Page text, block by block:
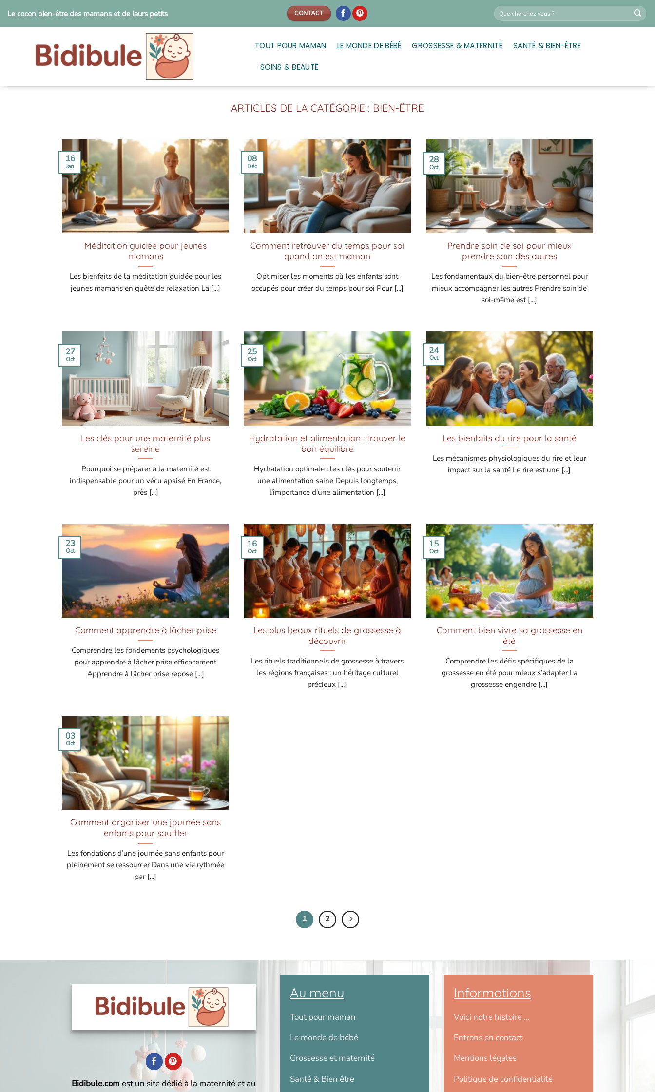
au
Le cocon bien-être des mamans et de leurs petits CONTACT
TOUT POUR MAMAN LE MONDE DE BÉBÉ GROSSESSE & MATERNITÉ SANTÉ & BIEN-ÊTRE
SOINS & BEAUTÉ
BIEN-ÊTRE
Méditation guidée pour jeunes
mamans
Les bienfaits de la méditation guidée pour les
jeunes mamans en quête de relaxation La [...]
16
Jan
Comment retrouver du temps pour soi
quand on est maman
Optimiser les moments où les enfants sont
occupés pour créer du temps pour soi Pour [...]
08
Déc
Prendre soin de soi pour mieux
prendre soin des autres
Les fondamentaux du bien-être personnel pour
mieux accompagner les autres Prendre soin de
soi-même est [...]
28
Oct
Les clés pour une maternité plus
sereine
Pourquoi se préparer à la maternité est
indispensable pour un vécu apaisé En France,
près [...]
27
Oct
Hydratation et alimentation : trouver le
bon équilibre
Hydratation optimale : les clés pour soutenir
une alimentation saine Depuis longtemps,
l’importance d’une alimentation [...]
25
Oct
Les bienfaits du rire pour la santé
Les mécanismes physiologiques du rire et leur
impact sur la santé Le rire est une [...]
24
Oct
Comment apprendre à lâcher prise
Comprendre les fondements psychologiques
pour apprendre à lâcher prise efficacement
Apprendre à lâcher prise repose [...]
23
Oct
Les plus beaux rituels de grossesse à
découvrir
Les rituels traditionnels de grossesse à travers
les régions françaises : un héritage culturel
précieux [...]
16
Oct
Comment bien vivre sa grossesse en
été
Comprendre les défis spécifiques de la
grossesse en été pour mieux s’adapter La
grossesse engendre [...]
15
Oct
Comment organiser une journée sans
enfants pour souffler
Les fondations d’une journée sans enfants pour
pleinement se ressourcer Dans une vie rythmée
par [...]
03
Oct
1 2
Bidibule.com est un site dédié à la maternité et au
Au menu
Tout pour maman
Le monde de bébé
Grossesse et maternité
Santé & Bien être
Informations
Voici notre histoire ...
Entrons en contact
Mentions légales
Politique de confidentialité